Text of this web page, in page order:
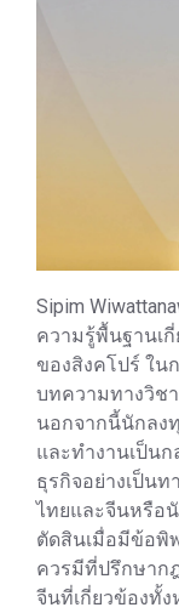
Sipim
ความรู้พื้นฐานเ
ของสิงคโปร์ ใน
บทความทางวิชา
นอกจากนี้นักลง
และทำงานเป็น
ธุรกิจอย่างเป็นท
ไทยและจีนหรือ
ตัดสินเมื่อมีข้อพิ
ควรมีที่ปรึกษาก
จีนที่เกี่ยวข้องทั้